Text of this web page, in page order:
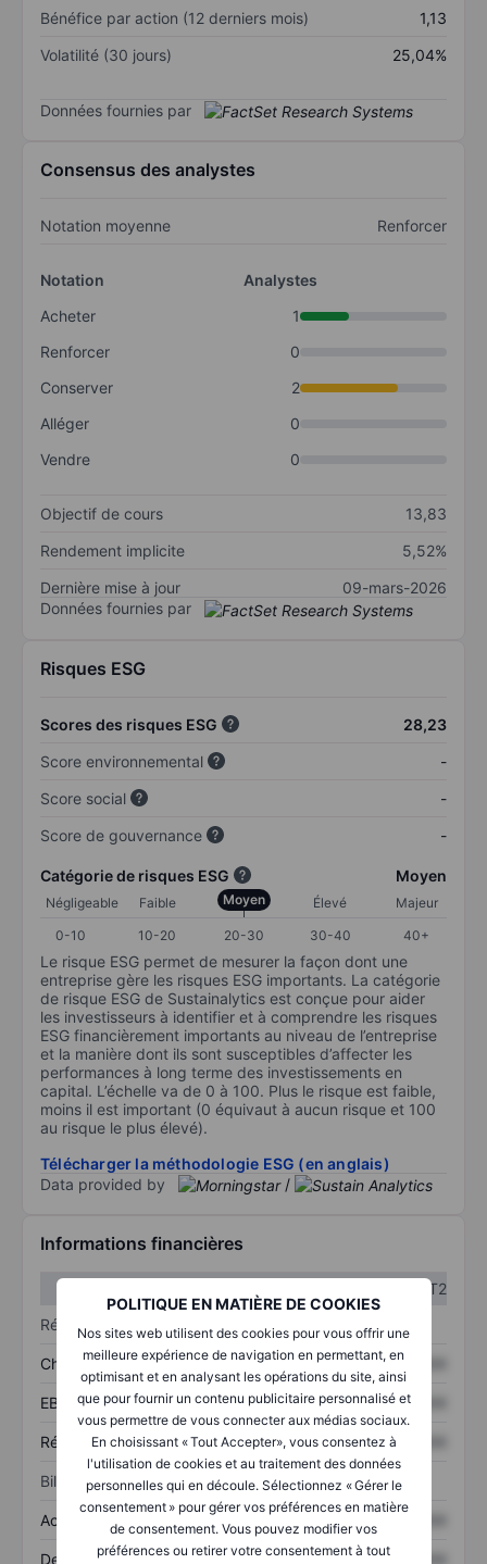
POLITIQUE EN MATIÈRE DE COOKIES
Nos sites web utilisent des cookies pour vous offrir une
meilleure expérience de navigation en permettant, en
optimisant et en analysant les opérations du site, ainsi
que pour fournir un contenu publicitaire personnalisé et
vous permettre de vous connecter aux médias sociaux.
En choisissant « Tout Accepter», vous consentez à
l'utilisation de cookies et au traitement des données
personnelles qui en découle. Sélectionnez « Gérer le
consentement » pour gérer vos préférences en matière
de consentement. Vous pouvez modifier vos
préférences ou retirer votre consentement à tout
Bénéfice par action (12 derniers mois)
1,13
Volatilité (30 jours)
25,04%
Données fournies par
Consensus des analystes
Notation moyenne Renforcer
Notation
Analystes
Acheter
1
Renforcer
0
Conserver
2
Alléger
0
Vendre
0
Objectif de cours
13,83
Rendement implicite
5,52%
Dernière mise à jour
09-mars-2026
Données fournies par
Risques ESG
Scores des risques ESG
28,23
Score environnemental
-
Score social
-
Score de gouvernance
-
Catégorie de risques ESG Moyen
Négligeable Faible Moyen Élevé
Majeur
0-10
10-20 20-30 30-40 40+
Le risque ESG permet de mesurer la façon dont une
entreprise gère les risques ESG importants. La catégorie
de risque ESG de Sustainalytics est conçue pour aider
les investisseurs à identifier et à comprendre les risques
ESG financièrement importants au niveau de l’entreprise
et la manière dont ils sont susceptibles d’affecter les
performances à long terme des investissements en
capital. L’échelle va de 0 à 100. Plus le risque est faible,
moins il est important (0 équivaut à aucun risque et 100
au risque le plus élevé).
Télécharger la méthodologie ESG (en anglais)
Data provided by
/
Informations financières
T2
Résultats
Chiffre d’affaires XXXXXXX XXXXXXX
EBITDA XXXXXXX XXXXXXX
Résultat net XXXXXXX XXXXXXX
Bilan
Actifs totaux XXXXXXX
Dette totale XXXXXXX XXXXXXX